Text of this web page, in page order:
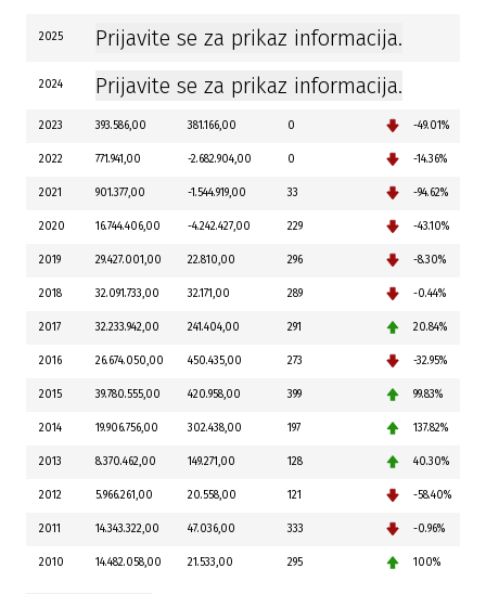
2025 Prijavite se za prikaz informacija.
2024 Prijavite se za prikaz informacija.
2023 393.586,00 381.166,00 0 -49.01%
2022 771.941,00 -2.682.904,00 0 -14.36%
2021 901.377,00 -1.544.919,00 33 -94.62%
2020 16.744.406,00 -4.242.427,00 229 -43.10%
2019 29.427.001,00 22.810,00 296 -8.30%
2018 32.091.733,00 32.171,00 289 -0.44%
2017 32.233.942,00 241.404,00 291 20.84%
2016 26.674.050,00 450.435,00 273 -32.95%
2015 39.780.555,00 420.958,00 399 99.83%
2014 19.906.756,00 302.438,00 197 137.82%
2013 8.370.462,00 149.271,00 128 40.30%
2012 5.966.261,00 20.558,00 121 -58.40%
2011 14.343.322,00 47.036,00 333 -0.96%
2010 14.482.058,00 21.533,00 295 100%